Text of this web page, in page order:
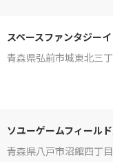
スペースファンタジー
青森県弘前市城東北三
ソユーゲームフィール
青森県八戸市沼館四丁